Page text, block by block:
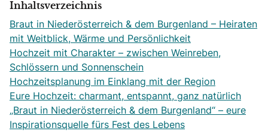
Inhaltsverzeichnis
Braut in Niederösterreich & dem Burgenland – Heiraten
mit Weitblick, Wärme und Persönlichkeit
Hochzeit mit Charakter – zwischen Weinreben,
Schlössern und Sonnenschein
Hochzeitsplanung im Einklang mit der Region
Eure Hochzeit: charmant, entspannt, ganz natürlich
„Braut in Niederösterreich & dem Burgenland“ – eure
Inspirationsquelle fürs Fest des Lebens